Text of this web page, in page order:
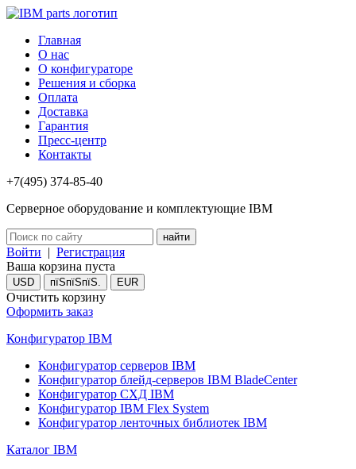
Главная
О нас
О конфигураторе
Решения и сборка
Оплата
Доставка
Гарантия
Пресс-центр
Контакты
+7(495) 374-85-40
Серверное оборудование и комплектующие IBM
Войти | Регистрация
Ваша корзина пуста
USD пїЅпїЅпїЅ. EUR
Очистить корзину
Оформить заказ
Конфигуратор IBM
Конфигуратор серверов IBM
Конфигуратор блейд-серверов IBM BladeCenter
Конфигуратор СХД IBM
Конфигуратор IBM Flex System
Конфигуратор ленточных библиотек IBM
Каталог IBM